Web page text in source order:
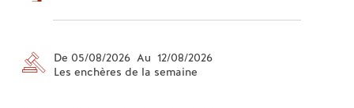
De 05/08/2026 Au 12/08/2026
Les enchères de la semaine